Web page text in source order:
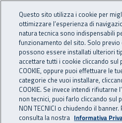
INAIL -
Navigazione
Navigazione - Ti trovi in:
Home Inail comunica News
24 gennaio 2025
Questo sito utilizza i cookie per
ottimizzare l’esperienza di
natura tecnica sono indispensabili
funzionamento del sito. Solo previo
possono essere installati ulteriori
accettare tutti i cookie cliccando sul
COOKIE, oppure puoi effettuare le
categorie che vuoi installare,
COOKIE. Se invece intendi rifiutarne
non tecnici, puoi farlo cliccando sul
NON TECNICI o chiudendo il
consulta la nostra Informativa